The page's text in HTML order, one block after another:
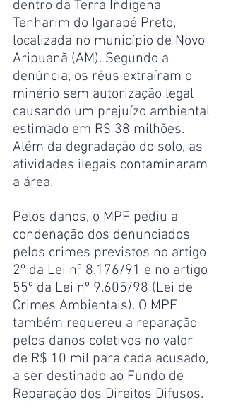
dentro da Terra Indígena
Tenharim do Igarapé Preto,
localizada no município de Novo
Aripuanã (AM). Segundo a
denúncia, os réus extraíram o
minério sem autorização legal
causando um prejuízo ambiental
estimado em R$ 38 milhões.
Além da degradação do solo, as
atividades ilegais contaminaram
a área.
Pelos danos, o MPF pediu a
condenação dos denunciados
pelos crimes previstos no artigo
2º da Lei nº 8.176/91 e no artigo
55º da Lei nº 9.605/98 (Lei de
Crimes Ambientais). O MPF
também requereu a reparação
pelos danos coletivos no valor
de R$ 10 mil para cada acusado,
a ser destinado ao Fundo de
Reparação dos Direitos Difusos.